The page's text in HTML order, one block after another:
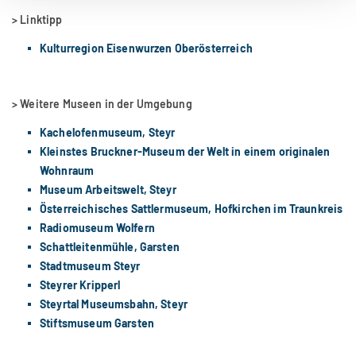
> Linktipp
Kulturregion Eisenwurzen Oberösterreich
> Weitere Museen in der Umgebung
Kachelofenmuseum, Steyr
Kleinstes Bruckner-Museum der Welt in einem originalen
Wohnraum
Museum Arbeitswelt, Steyr
Österreichisches Sattlermuseum, Hofkirchen im Traunkreis
Radiomuseum Wolfern
Schattleitenmühle, Garsten
Stadtmuseum Steyr
Steyrer Kripperl
Steyrtal Museumsbahn, Steyr
Stiftsmuseum Garsten